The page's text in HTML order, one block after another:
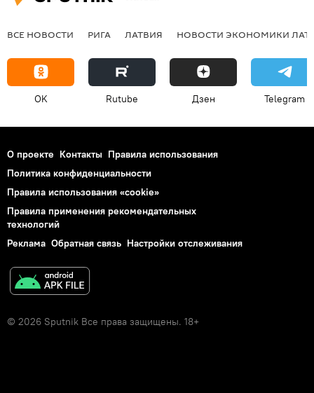
ВСЕ НОВОСТИ РИГА ЛАТВИЯ НОВОСТИ ЭКОНОМИКИ
OK Rutube Дзен Telegram
О проекте Контакты Правила использования
Политика конфиденциальности
Правила использования «cookie»
Правила применения рекомендательных
технологий
Реклама Обратная связь Настройки отслеживания
© 2026 Sputnik Все права защищены. 18+